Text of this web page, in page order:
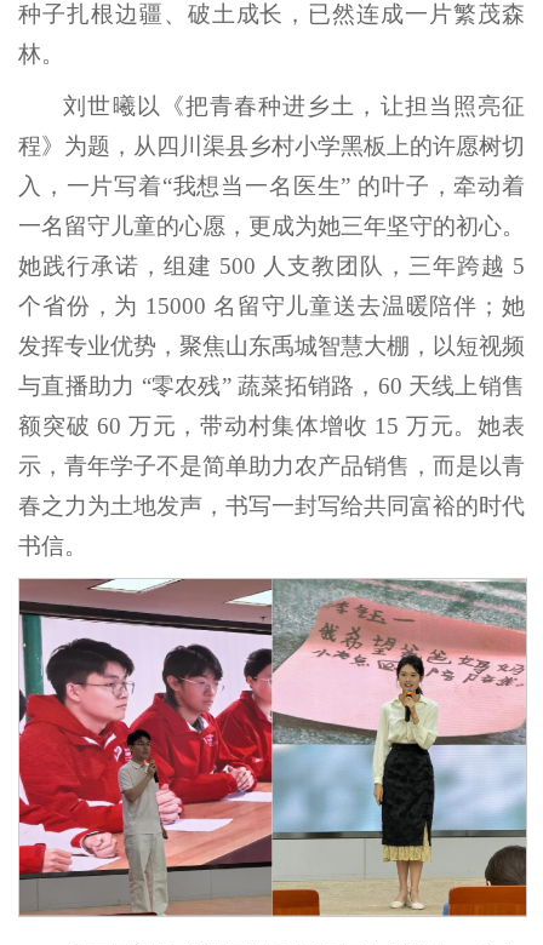
种子扎根边疆、破土成长，已然连成一片繁茂森
林。
刘世曦以《把青春种进乡土，让担当照亮征
程》为题，从四川渠县乡村小学黑板上的许愿树切
入，一片写着“我想当一名医生” 的叶子，牵动着
一名留守儿童的心愿，更成为她三年坚守的初心。
她践行承诺，组建 500 人支教团队，三年跨越 5
个省份，为 15000 名留守儿童送去温暖陪伴；她
发挥专业优势，聚焦山东禹城智慧大棚，以短视频
与直播助力 “零农残” 蔬菜拓销路，60 天线上销售
额突破 60 万元，带动村集体增收 15 万元。她表
示，青年学子不是简单助力农产品销售，而是以青
春之力为土地发声，书写一封写给共同富裕的时代
书信。